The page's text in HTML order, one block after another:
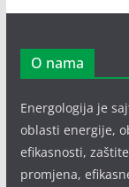
O nama
Energologija je
oblasti energije,
efikasnosti,
promjena,